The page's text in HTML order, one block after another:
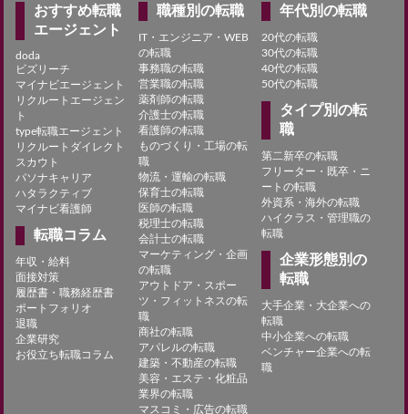
おすすめ転職
エージェント
doda
ビズリーチ
マイナビエージェント
リクルートエージェン
ト
type転職エージェント
リクルートダイレクト
スカウト
パソナキャリア
ハタラクティブ
マイナビ看護師
転職コラム
年収・給料
面接対策
履歴書・職務経歴書
ポートフォリオ
退職
企業研究
お役立ち転職コラム
職種別の転職
IT・エンジニア・WEB
の転職
事務職の転職
営業職の転職
薬剤師の転職
介護士の転職
看護師の転職
ものづくり・工場の転
職
物流・運輸の転職
保育士の転職
医師の転職
税理士の転職
会計士の転職
マーケティング・企画
の転職
アウトドア・スポー
ツ・フィットネスの転
職
商社の転職
アパレルの転職
建築・不動産の転職
美容・エステ・化粧品
業界の転職
マスコミ・広告の転職
年代別の転職
20代の転職
30代の転職
40代の転職
50代の転職
タイプ別の転
職
第二新卒の転職
フリーター・既卒・ニ
ートの転職
外資系・海外の転職
ハイクラス・管理職の
転職
企業形態別の
転職
大手企業・大企業への
転職
中小企業への転職
ベンチャー企業への転
職